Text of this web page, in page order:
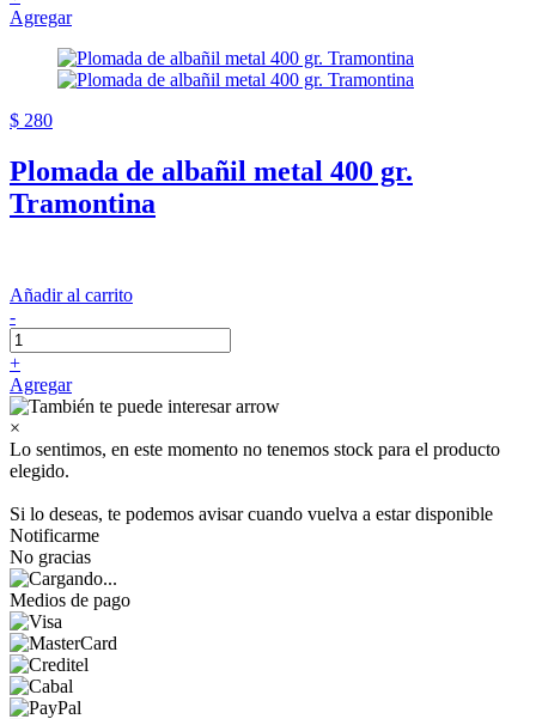
Agregar
$ 280
Plomada de albañil metal 400 gr.
Tramontina
Añadir al carrito
-
+
Agregar
×
Lo sentimos, en este momento no tenemos stock para el producto
elegido.
Si lo deseas, te podemos avisar cuando vuelva a estar disponible
Notificarme
No gracias
Medios de pago